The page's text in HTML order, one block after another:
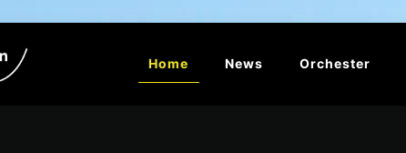
Home News Orchester